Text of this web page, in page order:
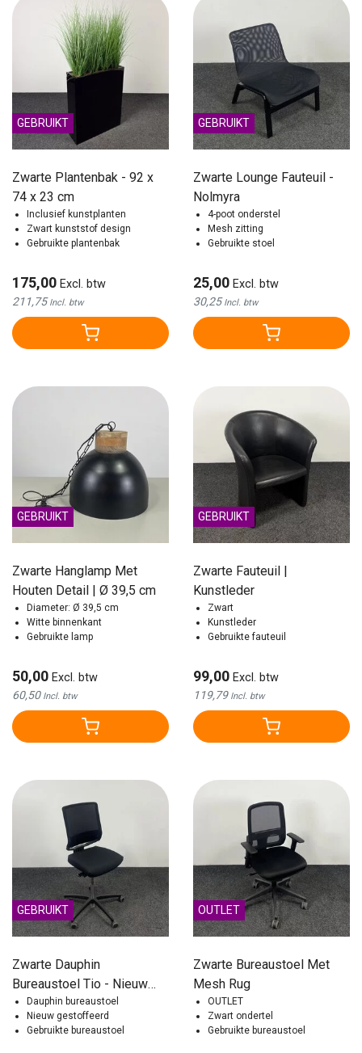
GEBRUIKT
Zwarte Plantenbak - 92 x
74 x 23 cm
Inclusief kunstplanten
Zwart kunststof design
Gebruikte plantenbak
175,00 Excl. btw
211,75Incl. btw
GEBRUIKT
Zwarte Lounge Fauteuil -
Nolmyra
4-poot onderstel
Mesh zitting
Gebruikte stoel
25,00 Excl. btw
30,25Incl. btw
GEBRUIKT
Zwarte Hanglamp Met
Houten Detail | Ø 39,5 cm
Diameter: Ø 39,5 cm
Witte binnenkant
Gebruikte lamp
50,00 Excl. btw
60,50 Incl. btw
GEBRUIKT
Zwarte Fauteuil |
Kunstleder
Zwart
Kunstleder
Gebruikte fauteuil
99,00 Excl. btw
119,79 Incl. btw
GEBRUIKT
Zwarte Dauphin
Bureaustoel Tio - Nieuw
Gestoffeerd
Dauphin bureaustoel
Nieuw gestoffeerd
Gebruikte bureaustoel
OUTLET
Zwarte Bureaustoel Met
Mesh Rug
OUTLET
Zwart ondertel
Gebruikte bureaustoel